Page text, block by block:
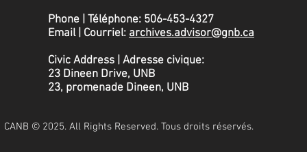
Phone | Téléphone: 506-453-4327
Email | Courriel: archives.advisor@gnb.ca
Civic Address | Adresse civique:
23 Dineen Drive, UNB
23, promenade Dineen, UNB
CANB © 2025. All Rights Reserved. Tous droits réservés.